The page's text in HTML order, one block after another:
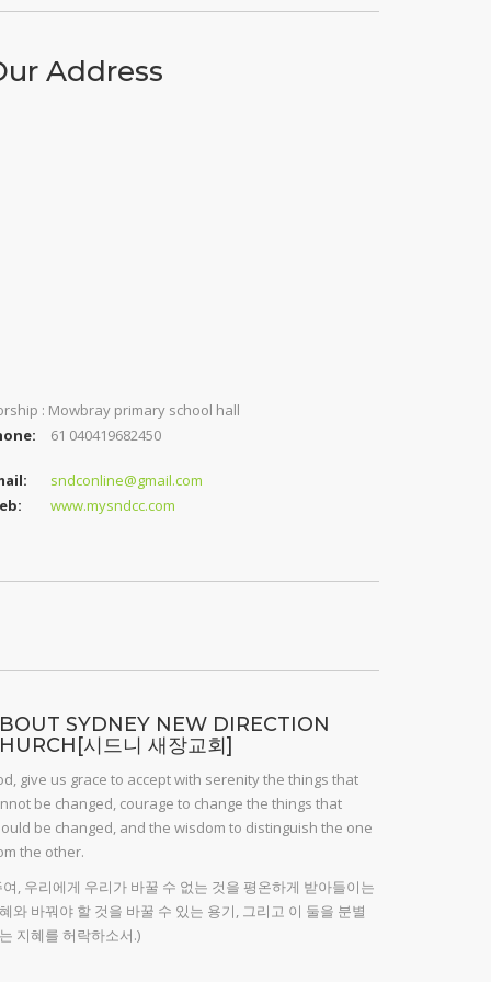
Address
: Mowbray primary school hall
61 040419682450
sndconline@gmail.com
www.mysndcc.com
SYDNEY NEW DIRECTION
시드니 새장교회]
give us grace to accept with serenity the things that
be changed, courage to change the things that
be changed, and the wisdom to distinguish the one
the other.
여, 우리에게 우리가 바꿀 수 없는 것을 평온하게 받아들이는
와 바꿔야 할 것을 바꿀 수 있는 용기, 그리고 이 둘을 분별
지혜를 허락하소서.)